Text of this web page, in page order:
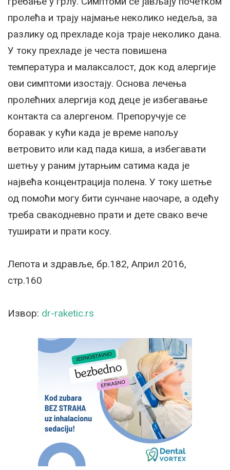
пролећа и трају најмање неколико недеља, за
разлику од прехладе која траје неколико дана.
У току прехладе је честа повишена
температура и малаксалост, док код алергије
ови симптоми изостају. Основа лечења
пролећних алергија код деце је избегавање
контакта са алергеном. Препоручује се
боравак у кући када је време напољу
ветровито или кад пада киша, а избегавати
шетњу у раним јутарњим сатима када је
највећа концентрација полена. У току шетње
од помоћи могу бити сунчане наочаре, а одећу
треба свакодневно прати и дете свако вече
туширати и прати косу.
Лепота и здравље, бр.182, Април 2016,
стр.160
Извор: dr-raketic.rs